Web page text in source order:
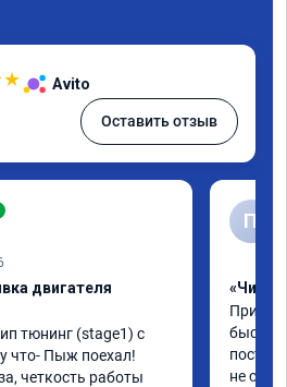
★ Avito
Оставить отзыв
двигателя
тюнинг (stage1) с
что- Пыж поехал!
четкость работы
П
«Чип
быстро
не